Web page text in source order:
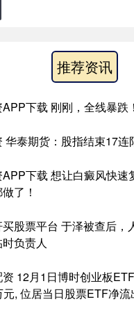
推荐资讯
下载 刚刚，全线暴跌
华泰期货：股指结束17连
APP下载 想让白癜风快速
了！
股票平台 于泽被查后，
负责人
12月1日博时创业板
, 位居当日股票ETF净